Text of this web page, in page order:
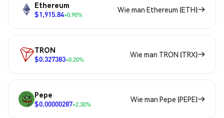
Ethereum
$1,915.84+0.90%
Wie man Ethereum (ETH)
TRON
$0.327383+0.20%
Wie man TRON (TRX)
Pepe
$0.00000287+2.30%
Wie man Pepe (PEPE)